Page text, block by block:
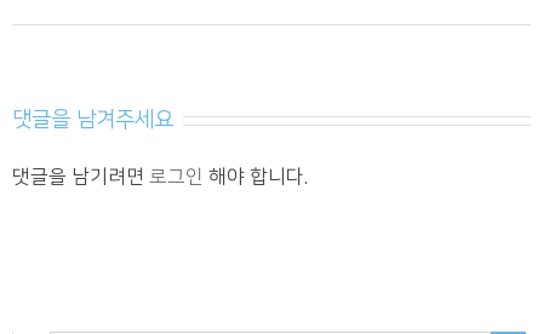
댓글을 남겨주세요
댓글을 남기려면 로그인 해야 합니다.